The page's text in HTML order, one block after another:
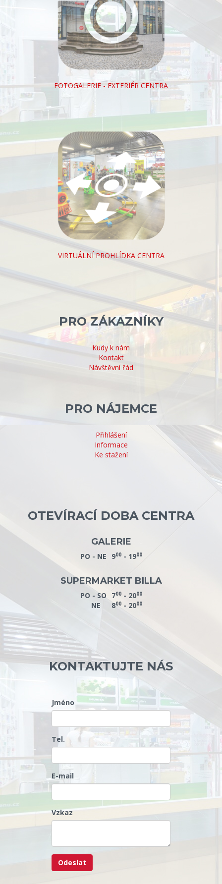
FOTOGALERIE - EXTERIÉR CENTRA
VIRTUÁLNÍ PROHLÍDKA CENTRA
PRO ZÁKAZNÍKY
Kudy k nám
Kontakt
Návštěvní řád
PRO NÁJEMCE
Přihlášení
Informace
Ke stažení
OTEVÍRACÍ DOBA CENTRA
GALERIE
PO - NE 900- 1900
SUPERMARKET BILLA
PO - SO 700- 2000
NE 800- 2000
KONTAKTUJTE NÁS
Jméno
Tel.
E-mail
Vzkaz